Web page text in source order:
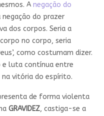
A negação do
negação do prazer
dos corpos. Seria a
no corpo, seria
como costumam dizer.
e luta contínua entre
vitória do espírito.
de forma violenta
GRAVIDEZ, castiga-se a